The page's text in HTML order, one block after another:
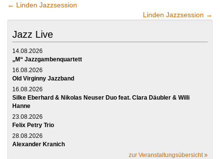
← Linden Jazzsession
Linden Jazzsession →
Jazz Live
14.08.2026
„M“ Jazzgambenquartett
16.08.2026
Old Virginny Jazzband
16.08.2026
Silke Eberhard & Nikolas Neuser Duo feat. Clara Däubler & Willi
Hanne
23.08.2026
Felix Petry Trio
28.08.2026
Alexander Kranich
zur Veranstaltungsübersicht